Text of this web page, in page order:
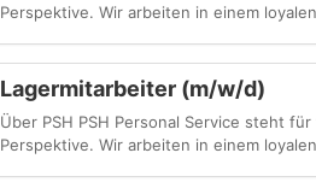
Perspektive. Wir arbeiten in einem
Lagermitarbeiter (m/w/d)
Über PSH PSH Personal Service steht
Perspektive. Wir arbeiten in einem